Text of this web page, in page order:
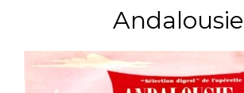
Andalousie